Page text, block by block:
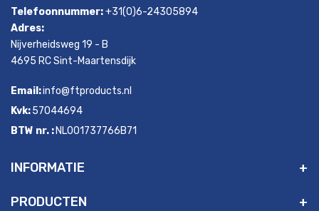
Telefoonnummer:+31(0)6-24305894
Adres:
Nijverheidsweg 19 - B
4695 RC Sint-Maartensdijk
Email:info@ftproducts.nl
Kvk:57044694
BTW nr. : NL001737766B71
INFORMATIE
PRODUCTEN